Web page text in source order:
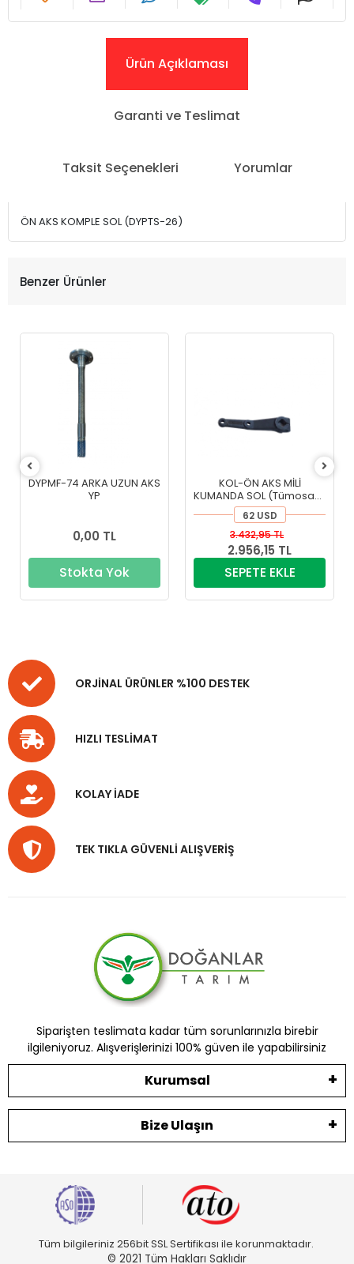
Ürün Açıklaması
Garanti ve Teslimat
Taksit Seçenekleri Yorumlar
ÖN AKS KOMPLE SOL (DYPTS-26)
Benzer Ürünler
DYPMF-74 ARKA UZUN AKS
YP
0,00 TL
Stokta Yok
KOL-ÖN AKS MİLİ
KUMANDA SOL (Tümosan)
(DYPTS-45)
62 USD
2.956,15 TL
3.432,95 TL
SEPETE EKLE
ORJİNAL ÜRÜNLER %100 DESTEK
HIZLI TESLİMAT
KOLAY İADE
TEK TIKLA GÜVENLİ ALIŞVERİŞ
Siparişten teslimata kadar tüm sorunlarınızla birebir
ilgileniyoruz. Alışverişlerinizi 100% güven ile yapabilirsiniz
Kurumsal
Bize Ulaşın
Tüm bilgileriniz 256bit SSL Sertifikası ile korunmaktadır.
© 2021 Tüm Hakları Saklıdır